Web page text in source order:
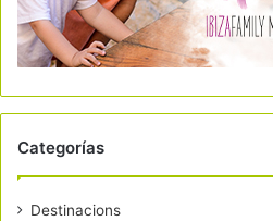
Categorías
Destinacions